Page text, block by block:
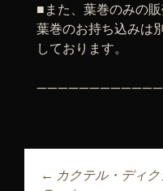
■ また、葉巻のみの
葉巻のお持ち込みは
しております。
← カクテル・ディ